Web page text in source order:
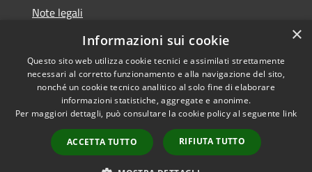
Note legali
Dichiarazione di accessibilità
Accessibilità
Copyright © 2026 • Comune di
Cavaion Veronese • Powered
byMunicipium
Accesso
redazione
×
Informazioni sui cookie
Questo sito web utilizza cookie tecnici e assimilati strettamente
necessari al corretto funzionamento e alla navigazione del sito,
nonché un cookie tecnico analitico al solo fine di elaborare
informazioni statistiche, aggregate e anonime.
Per maggiori dettagli, può consultare la cookie policy al seguente link
ACCETTA TUTTO RIFIUTA TUTTO